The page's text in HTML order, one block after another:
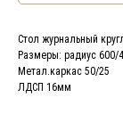
Стол журнальный
Размеры: радиус 600/
Метал.каркас 50/25
ЛДСП 16мм